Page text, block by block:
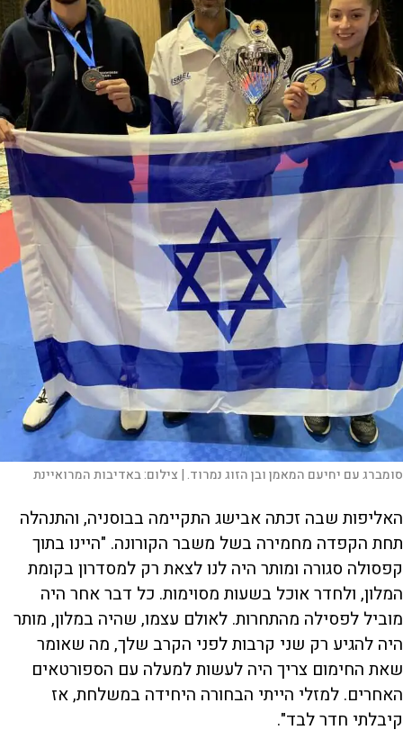
סומברג עם יחיעם המאמן ובן הזוג נמרוד. | צילום:באדיבות המרואיינת
האליפות שבה זכתה אבישג התקיימה בבוסניה, והתנהלה
תחת הקפדה מחמירה בשל משבר הקורונה. "היינו בתוך
קפסולה סגורה ומותר היה לנו לצאת רק למסדרון בקומת
המלון, ולחדר אוכל בשעות מסוימות. כל דבר אחר היה
מוביל לפסילה מהתחרות. לאולם עצמו, שהיה במלון, מותר
היה להגיע רק שני קרבות לפני הקרב שלך, מה שאומר
שאת החימום צריך היה לעשות למעלה עם הספורטאים
האחרים. למזלי הייתי הבחורה היחידה במשלחת, אז
קיבלתי חדר לבד".